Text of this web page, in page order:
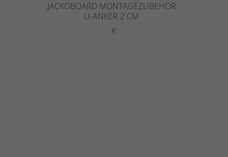
JACKOBOARD MONTAGEZUBEHÖR
U-ANKER 2 CM
€